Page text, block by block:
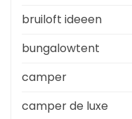
bruiloft ideeen
bungalowtent
camper
camper de luxe